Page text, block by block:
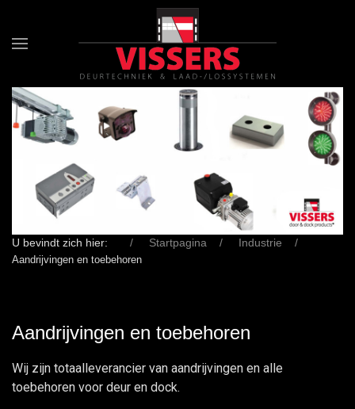
U bevindt zich hier: Startpagina Industrie
Aandrijvingen en toebehoren
Aandrijvingen en toebehoren
Wij zijn totaalleverancier van aandrijvingen en alle
toebehoren voor deur en dock.